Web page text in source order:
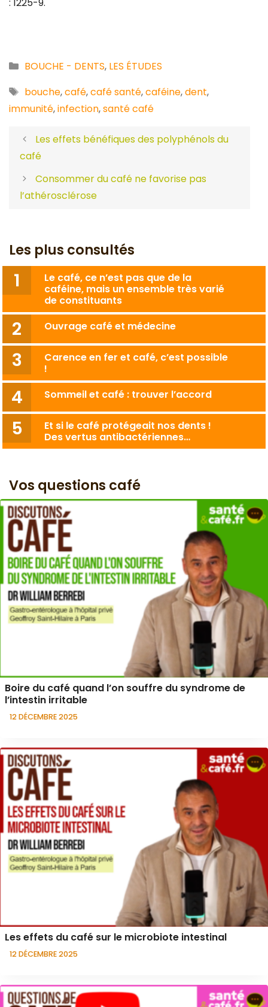
Catégories
BOUCHE - DENTS, LES ÉTUDES
Étiquettes
bouche,café,café santé,caféine,dent,
immunité,infection,santé café
Les effets bénéfiques des polyphénols du
café
Consommer du café ne favorise pas
l’athérosclérose
Les plus consultés
Le café, ce n’est pas que de la
caféine, mais un ensemble très varié
de constituants
Ouvrage café et médecine
Carence en fer et café, c’est possible
!
Sommeil et café : trouver l’accord
Et si le café protégeait nos dents !
Des vertus antibactériennes…
Vos questions café
Boire du café quand l’on souffre du syndrome de
l’intestin irritable
12 DÉCEMBRE 2025
Les effets du café sur le microbiote intestinal
12 DÉCEMBRE 2025